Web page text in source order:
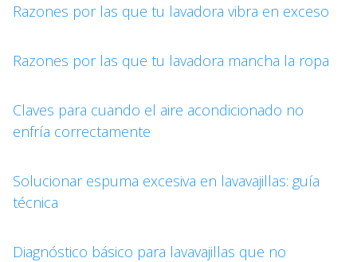
Razones por las que tu lavadora vibra en exceso
Razones por las que tu lavadora mancha la ropa
Claves para cuando el aire acondicionado no
enfría correctamente
Solucionar espuma excesiva en lavavajillas: guía
técnica
Diagnóstico básico para lavavajillas que no